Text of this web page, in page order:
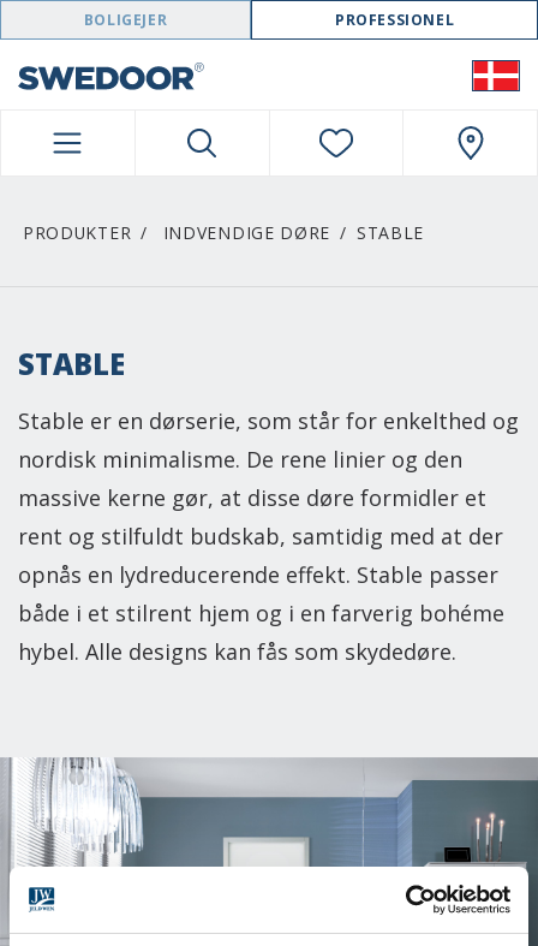
SWEDOOR NAVIGATION
BOLIGEJER PROFESSIONEL
PRODUKTER INDVENDIGE DØRE STABLE
STABLE
Stable er en dørserie, som står for enkelthed og
nordisk minimalisme. De rene linier og den
massive kerne gør, at disse døre formidler et
rent og stilfuldt budskab, samtidig med at der
opnås en lydreducerende effekt. Stable passer
både i et stilrent hjem og i en farverig bohéme
hybel. Alle designs kan fås som skydedøre.